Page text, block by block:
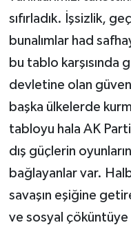
sıfırladık. İşsizlik,
bunalımlar had
bu tablo karşısında
devletine olan
başka ülkelerde
tabloyu hala AK
dış güçlerin
bağlayanlar var.
savaşın eşiğine
ve sosyal